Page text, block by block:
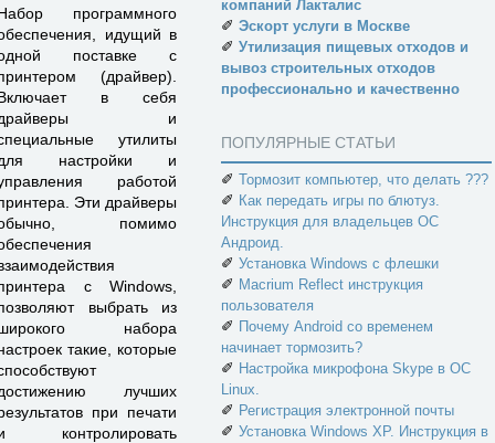
программного
идущий в
поставке с
(драйвер).
в себя
и
утилиты
настройки и
работой
Эти драйверы
помимо
с Windows,
выбрать из
набора
такие, которые
лучших
при печати
контролировать
компаний Лакталис
✐ Эскорт услуги в Москве
✐ Утилизация пищевых отходов и
вывоз строительных отходов
профессионально и качественно
ПОПУЛЯРНЫЕ СТАТЬИ
✐ Тормозит компьютер, что делать ???
✐ Как передать игры по блютуз.
Инструкция для владельцев ОС
Андроид.
✐ Установка Windows с флешки
✐ Macrium Reflect инструкция
пользователя
✐ Почему Android со временем
начинает тормозить?
✐ Настройка микрофона Skype в ОС
Linux.
✐ Регистрация электронной почты
✐ Установка Windows XP. Инструкция в